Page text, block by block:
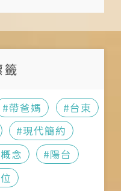
自行斟酌訂
先與旅宿預
（大約2小
教練一對
片）；每人
事先預約
日通知
金額
）等不可抗
地政府宣布
參考，詳情
訂房前再次
資訊；若遇
他旅人無法
讓孩童隨意
#帶爸媽
#台東
#現代簡約
念
#陽台